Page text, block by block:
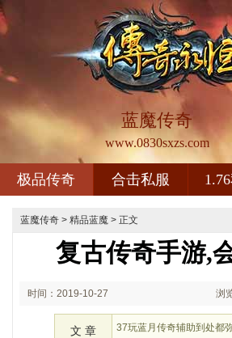
蓝魔传奇
www.0830sxzs.com
极品传奇 合击私服
蓝魔传奇 > 精品蓝魔 > 正文
复古传奇手游,
时间：2019-10-27 浏
文 章
37玩蓝月传奇辅助到处都